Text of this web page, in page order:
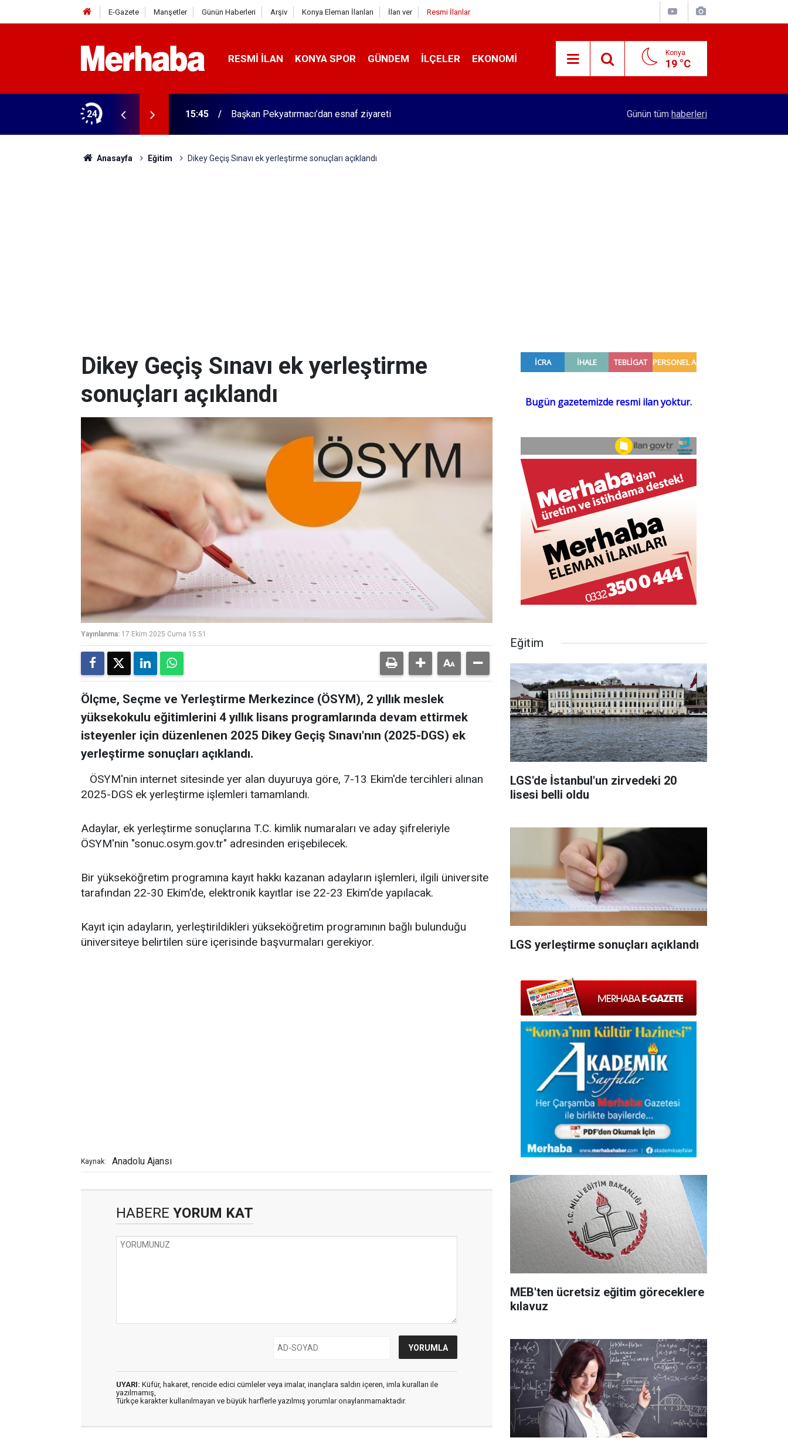
E-Gazete Manşetler Günün Haberleri Arşiv Konya Eleman İlanları İlan ver Resmi İlanlar
RESMI İLAN KONYA SPOR GÜNDEM İLÇELER EKONOMI Konya
19 °C
24
Kampüsü'ne ziyaret 15:45 Başkan Pekyatırmacı’dan esnaf ziyareti Konyalı patron 70 bin TL maaşla personel
Günün tüm haberleri
Anasayfa Eğitim Dikey Geçiş Sınavı ek yerleştirme sonuçları açıklandı
Dikey Geçiş Sınavı ek yerleştirme
sonuçları açıklandı
Yayınlanma: 17 Ekim 2025 Cuma 15:51
Ölçme, Seçme ve Yerleştirme Merkezince (ÖSYM), 2 yıllık meslek
yüksekokulu eğitimlerini 4 yıllık lisans programlarında devam ettirmek
isteyenler için düzenlenen 2025 Dikey Geçiş Sınavı'nın (2025-DGS) ek
yerleştirme sonuçları açıklandı.
ÖSYM'nin internet sitesinde yer alan duyuruya göre, 7-13 Ekim'de tercihleri alınan
2025-DGS ek yerleştirme işlemleri tamamlandı.
Adaylar, ek yerleştirme sonuçlarına T.C. kimlik numaraları ve aday şifreleriyle
ÖSYM'nin "sonuc.osym.gov.tr" adresinden erişebilecek.
Bir yükseköğretim programına kayıt hakkı kazanan adayların işlemleri, ilgili üniversite
tarafından 22-30 Ekim'de, elektronik kayıtlar ise 22-23 Ekim'de yapılacak.
Kayıt için adayların, yerleştirildikleri yükseköğretim programının bağlı bulunduğu
üniversiteye belirtilen süre içerisinde başvurmaları gerekiyor.
Kaynak: Anadolu Ajansı
HABERE YORUM KAT
UYARI: Küfür, hakaret, rencide edici cümleler veya imalar, inançlara saldırı içeren, imla kuralları ile
yazılmamış,
Türkçe karakter kullanılmayan ve büyük harflerle yazılmış yorumlar onaylanmamaktadır.
Eğitim
LGS'de İstanbul'un zirvedeki 20
lisesi belli oldu
LGS yerleştirme sonuçları açıklandı
MEB'ten ücretsiz eğitim göreceklere
kılavuz